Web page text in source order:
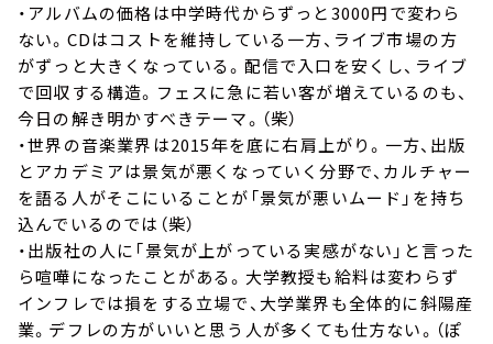
・アルバムの価格は中学時代からずっと3000円で変わら
ない。CDはコストを維持している一方、ライブ市場の方
がずっと大きくなっている。配信で入口を安くし、ライブ
で回収する構造。フェスに急に若い客が増えているのも、
今日の解き明かすべきテーマ。（柴）
・世界の音楽業界は2015年を底に右肩上がり。一方、出版
とアカデミアは景気が悪くなっていく分野で、カルチャー
を語る人がそこにいることが「景気が悪いムード」を持ち
込んでいるのでは（柴）
・出版社の人に「景気が上がっている実感がない」と言った
ら喧嘩になったことがある。大学教授も給料は変わらず
インフレでは損をする立場で、大学業界も全体的に斜陽産
業。デフレの方がいいと思う人が多くても仕方ない。（ぽ